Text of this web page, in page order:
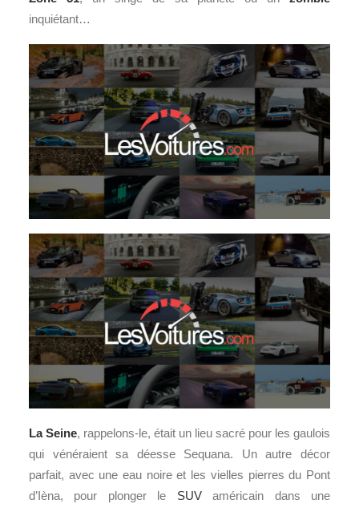
inquiétant…
La Seine, rappelons-le, était un lieu sacré pour les gaulois
qui vénéraient sa déesse Sequana. Un autre décor
parfait, avec une eau noire et les vielles pierres du Pont
d’Ièna, pour plonger le SUVaméricain dans une